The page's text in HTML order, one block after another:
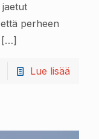
perheen
[…]
Lue lisää